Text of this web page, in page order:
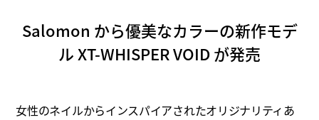
Salomon から優美なカラーの新作モデ
ル XT-WHISPER VOID が発売
女性のネイルからインスパイアされたオリジナリティあ